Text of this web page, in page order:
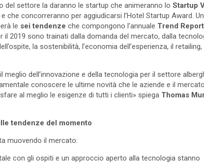
settore la daranno le startup che animeranno lo Startup
che concorreranno per aggiudicarsi l’Hotel Startup Award.
le sei tendenze che compongono l’annuale Trend Report
il 2019 sono trainati dalla domanda del mercato, dalla
la sostenibilità, l’economia dell’esperienza, il retailing,
dell’innovazione e della tecnologia per il settore
conoscere le ultime novità che le aziende e il mercato
al meglio le esigenze di tutti i clienti» spiega Thomas
tendenze del momento
muovendo il mercato:
con gli ospiti e un approccio aperto alla tecnologia stanno